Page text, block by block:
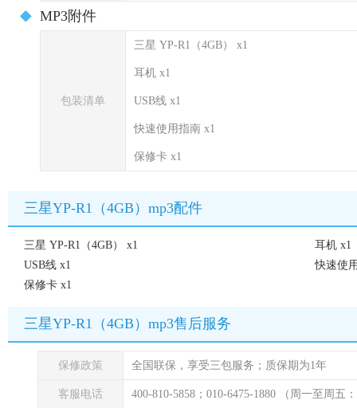
MP3附件
包装清单
三星 YP-R1（4GB） x1
耳机 x1
USB线 x1
快速使用指南 x1
保修卡 x1
三星YP-R1（4GB）mp3配件
三星 YP-R1（4GB） x1
耳机 x1
USB线 x1
快速使
保修卡 x1
三星YP-R1（4GB）mp3售后服务
保修政策 全国联保，享受三包服务；质保期为1年
客服电话 400-810-5858；010-6475-1880 （周一至周五